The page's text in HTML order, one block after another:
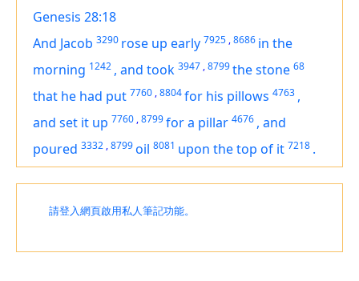
Genesis 28:18
And Jacob 3290 rose up early 7925 ,8686 in the
morning 1242 , and took 3947 ,8799the stone 68
that he had put 7760 ,8804for his pillows 4763 ,
and set it up 7760 ,8799fora pillar 4676 , and
poured 3332 ,8799oil 8081 upon the top of it 7218 .
請登入網頁啟用私人筆記功能。